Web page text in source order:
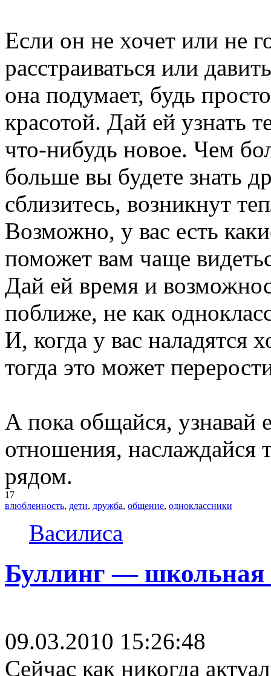
Если он не хочет или не
расстраиваться или
она подумает, будь
красотой. Дай ей узнать
что-нибудь новое. Чем
больше вы будете знать
сблизитесь, возникнут
Возможно, у вас есть
поможет вам чаще
Дай ей время и
поближе, не как
И, когда у вас наладятся
тогда это может
А пока общайся, узнавай
отношения, наслаждайся
рядом.
17
влюбленность, дети, дружба, общение, одноклассники
Василиса
Буллинг — школьная
09.03.2010 15:26:48
Сейчас как никогда